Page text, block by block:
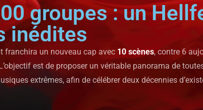
groupes : un
inédites
franchira un nouveau cap avec 10 scènes, contre 6
est de proposer un véritable panorama de
extrêmes, afin de célébrer deux décennies